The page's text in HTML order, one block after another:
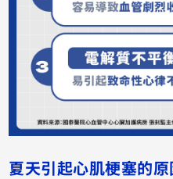
夏天引起心肌梗塞的原